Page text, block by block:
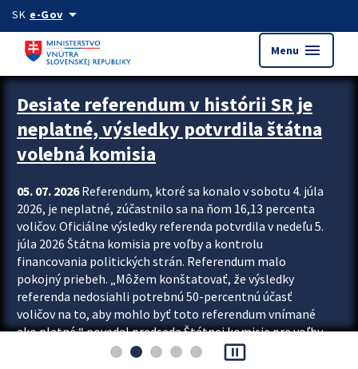
Preskocit na hlavný obsah
SK e-Govarrow_drop_down
Menu menu
Zastavit automatický posun upútavok
Desiate referendum v histórii SR je
neplatné, výsledky potvrdila štátna
volebná komisia
05. 07. 2026Referendum, ktoré sa konalo v sobotu 4. júla
2026, je neplatné, zúčastnilo sa na ňom 16,13 percenta
voličov. Oficiálne výsledky referenda potvrdila v nedeľu 5.
júla 2026 Štátna komisia pre voľby a kontrolu
financovania politických strán. Referendum malo
pokojný priebeh. „Môžem konštatovať, že výsledky
referenda nedosiahli potrebnú 50-percentnú účasť
voličov na to, aby mohlo byť toto referendum vnímané
ako platné,“ povedal predseda Štátnej komisie pre voľby
a kontrolu financovania politických...
pause_presentation